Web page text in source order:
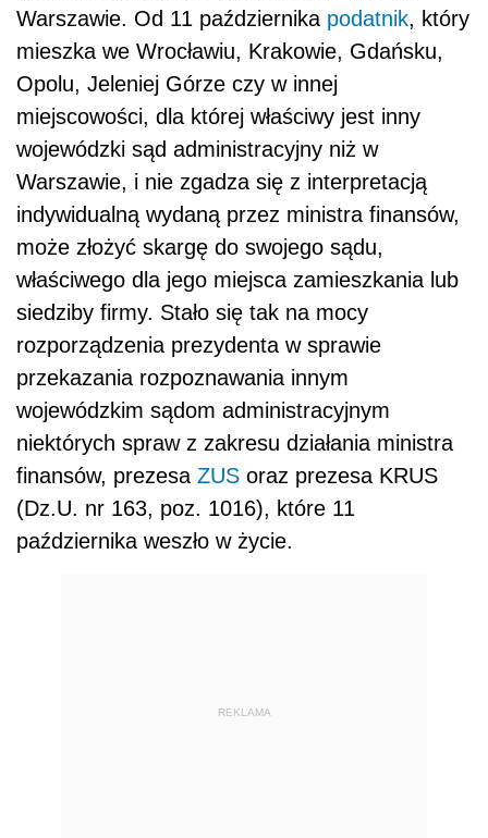
Warszawie. Od 11 października podatnik, który
mieszka we Wrocławiu, Krakowie, Gdańsku,
Opolu, Jeleniej Górze czy w innej
miejscowości, dla której właściwy jest inny
wojewódzki sąd administracyjny niż w
Warszawie, i nie zgadza się z interpretacją
indywidualną wydaną przez ministra finansów,
może złożyć skargę do swojego sądu,
właściwego dla jego miejsca zamieszkania lub
siedziby firmy. Stało się tak na mocy
rozporządzenia prezydenta w sprawie
przekazania rozpoznawania innym
wojewódzkim sądom administracyjnym
niektórych spraw z zakresu działania ministra
finansów, prezesa ZUS oraz prezesa KRUS
(Dz.U. nr 163, poz. 1016), które 11
października weszło w życie.
REKLAMA